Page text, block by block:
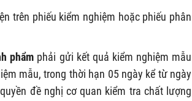
trên phiếu kiểm nghiệm hoặc phiếu phân
phẩm phải gửi kết quả kiểm nghiệm mẫu
mẫu, trong thời hạn 05 ngày kể từ ngày
đề nghị cơ quan kiểm tra chất lượng